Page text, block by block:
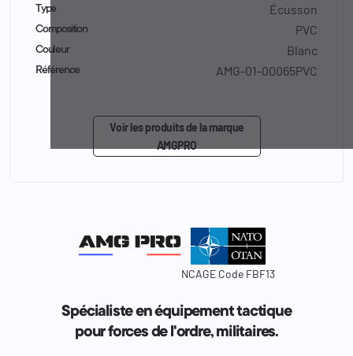
Type Écusson
Composition PVC
Couleur Blanc
Référence AMG-01-00065PVC
Voir les produits de la marque
AMGPRO
NCAGE Code FBF13
Spécialiste en équipement tactique
pour forces de l'ordre, militaires.